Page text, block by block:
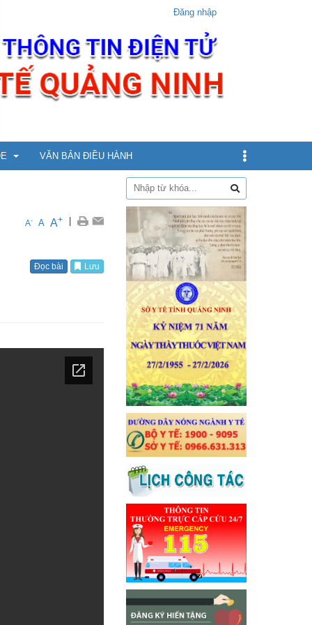
Đăng nhập
5 - dưới 12 tuổi
VĂN BẢN ĐIỀU HÀNH
A- A A+ |
Đọc bài Lưu